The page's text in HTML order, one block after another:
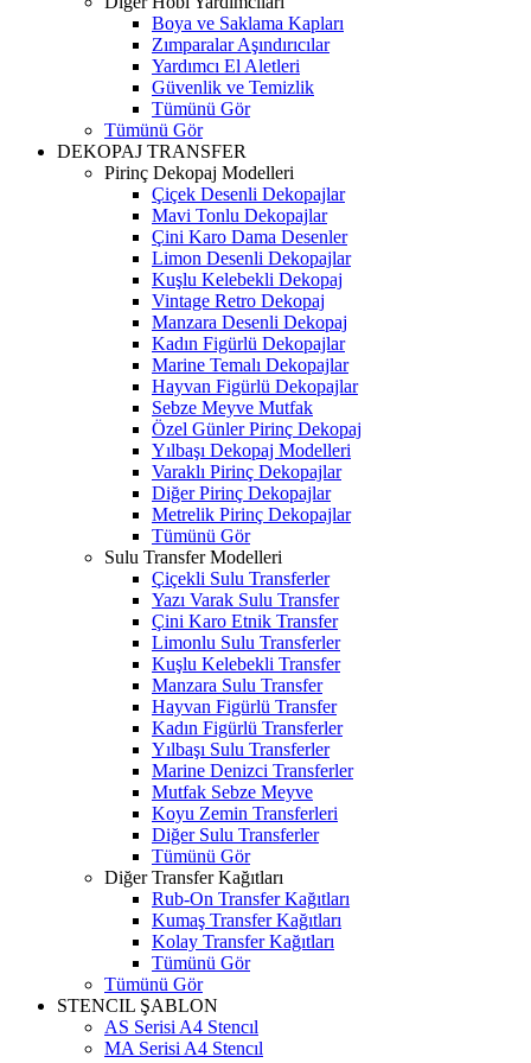
Boya ve Saklama Kapları
Zımparalar Aşındırıcılar
Yardımcı El Aletleri
Güvenlik ve Temizlik
Tümünü Gör
Tümünü Gör
DEKOPAJ TRANSFER
Pirinç Dekopaj Modelleri
Çiçek Desenli Dekopajlar
Mavi Tonlu Dekopajlar
Çini Karo Dama Desenler
Limon Desenli Dekopajlar
Kuşlu Kelebekli Dekopaj
Vintage Retro Dekopaj
Manzara Desenli Dekopaj
Kadın Figürlü Dekopajlar
Marine Temalı Dekopajlar
Hayvan Figürlü Dekopajlar
Sebze Meyve Mutfak
Özel Günler Pirinç Dekopaj
Yılbaşı Dekopaj Modelleri
Varaklı Pirinç Dekopajlar
Diğer Pirinç Dekopajlar
Metrelik Pirinç Dekopajlar
Tümünü Gör
Sulu Transfer Modelleri
Çiçekli Sulu Transferler
Yazı Varak Sulu Transfer
Çini Karo Etnik Transfer
Limonlu Sulu Transferler
Kuşlu Kelebekli Transfer
Manzara Sulu Transfer
Hayvan Figürlü Transfer
Kadın Figürlü Transferler
Yılbaşı Sulu Transferler
Marine Denizci Transferler
Mutfak Sebze Meyve
Koyu Zemin Transferleri
Diğer Sulu Transferler
Tümünü Gör
Diğer Transfer Kağıtları
Rub-On Transfer Kağıtları
Kumaş Transfer Kağıtları
Kolay Transfer Kağıtları
Tümünü Gör
Tümünü Gör
STENCIL ŞABLON
AS Serisi A4 Stencıl
MA Serisi A4 Stencıl